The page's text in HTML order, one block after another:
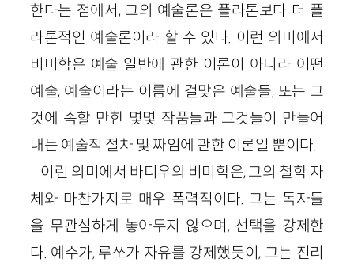
한다는 점에서, 그의 예술론은 플라톤보다 더 플
라톤적인 예술론이라 할 수 있다. 이런 의미에서
비미학은 예술 일반에 관한 이론이 아니라 어떤
예술, 예술이라는 이름에 걸맞은 예술들, 또는 그
것에 속할 만한 몇몇 작품들과 그것들이 만들어
내는 예술적 절차 및 짜임에 관한 이론일 뿐이다.
이런 의미에서 바디우의 비미학은, 그의 철학 자
체와 마찬가지로 매우 폭력적이다. 그는 독자들
을 무관심하게 놓아두지 않으며, 선택을 강제한
다. 예수가, 루쏘가 자유를 강제했듯이, 그는 진리